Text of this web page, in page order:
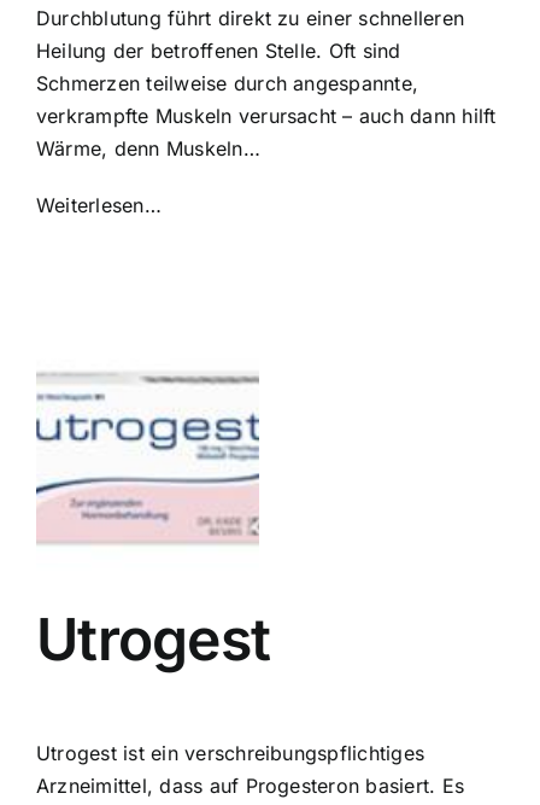
Durchblutung führt direkt zu einer schnelleren
Heilung der betroffenen Stelle. Oft sind
Schmerzen teilweise durch angespannte,
verkrampfte Muskeln verursacht – auch dann hilft
Wärme, denn Muskeln…
Weiterlesen…
Utrogest
Utrogest ist ein verschreibungspflichtiges
Arzneimittel, dass auf Progesteron basiert. Es